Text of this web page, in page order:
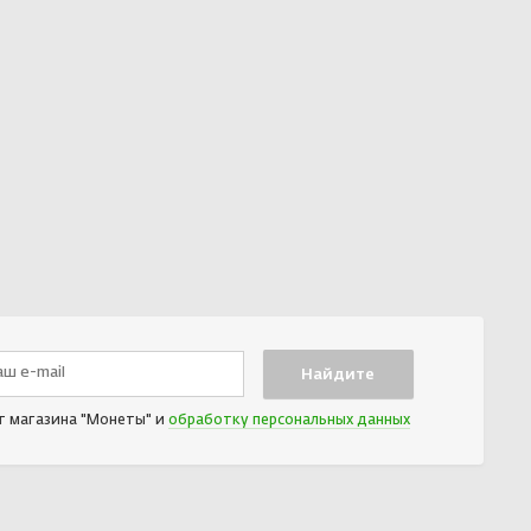
магазина "Монеты" и обработку персональных данных